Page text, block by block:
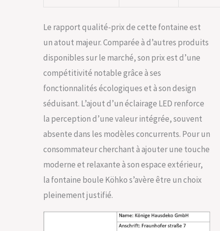
Le rapport qualité-prix de cette fontaine est
un atout majeur. Comparée à d’autres produits
disponibles sur le marché, son prix est d’une
compétitivité notable grâce à ses
fonctionnalités écologiques et à son design
séduisant. L’ajout d’un éclairage LED renforce
la perception d’une valeur intégrée, souvent
absente dans les modèles concurrents. Pour un
consommateur cherchant à ajouter une touche
moderne et relaxante à son espace extérieur,
la fontaine boule Köhko s’avère être un choix
pleinement justifié.